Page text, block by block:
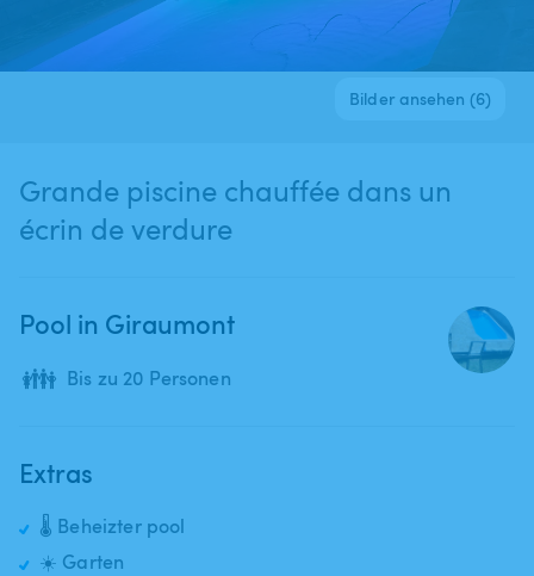
Bilder ansehen (6)
Grande piscine chauffée dans un
écrin de verdure
Pool in Giraumont
👪 Bis zu 20 Personen
Extras
🌡️ Beheizter pool
☀️ Garten